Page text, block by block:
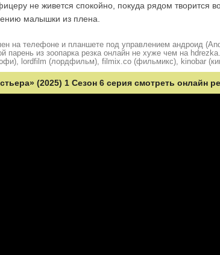
не живется спокойно, покуда рядом творится
малышки из плена.
на телефоне и планшете под управлением андроид
из зоопарка резка онлайн не хуже чем на
lordfilm (лордфильм), filmix.co (фильмикс), kinobar
(2025) 1 Сезон 6 серия смотреть онлайн